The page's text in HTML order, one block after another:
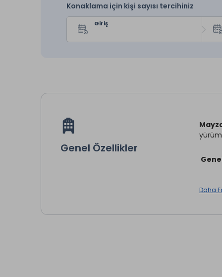
Konaklama için kişi sayısı tercihiniz
Giriş
Genel Özellikler
24
Daha